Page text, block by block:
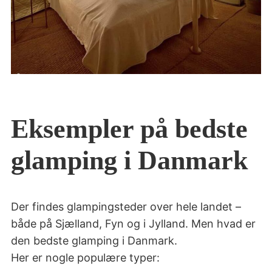
Eksempler på bedste
glamping i Danmark
Der findes glampingsteder over hele landet –
både på Sjælland, Fyn og i Jylland. Men hvad er
den bedste glamping i Danmark.
Her er nogle populære typer: